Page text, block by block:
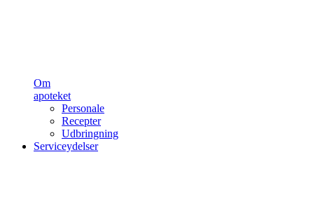
Om
apoteket
Personale
Recepter
Udbringning
Serviceydelser